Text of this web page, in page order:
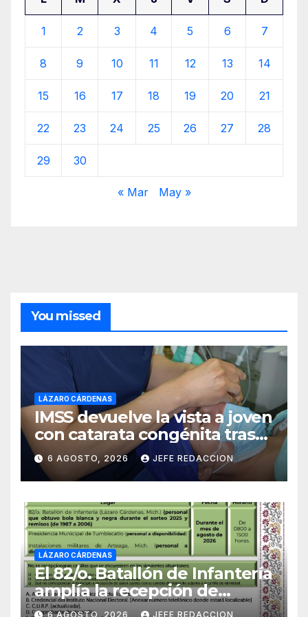
1 2 3 4 5 6 7
8 9 10 11 12 13 14
15 16 17 18 19 20 21
22 23 24 25 26 27 28
29 30
« Mar May »
You missed
LÁZARO CÁRDENAS
IMSS devuelve la vista a joven
con catarata congénita tras
23 años de limitación visual
6 AGOSTO, 2026 JEFE REDACCION
LÁZARO CÁRDENAS
El 82/o. Batallón de Infantería
amplía la recepción de
documentos para obtener La
6 AGOSTO, 2026 JEFE REDACCION